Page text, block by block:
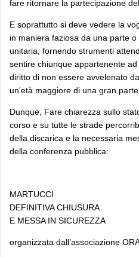
fare ritornare la partecipazione
E soprattutto si deve vedere la
in maniera faziosa da una parte
unitaria, fornendo strumenti
sentire chiunque appartenente
diritto di non essere avvelenato
un'età maggiore di una gran
Dunque, Fare chiarezza sullo
corso e su tutte le strade
della discarica e la necessaria
della conferenza pubblica:
MARTUCCI
DEFINITIVA CHIUSURA
E MESSA IN SICUREZZA
organizzata dall’associazione